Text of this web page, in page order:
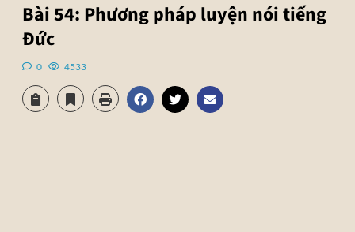
Bài 54: Phương pháp luyện nói tiếng
Đức
0 4533